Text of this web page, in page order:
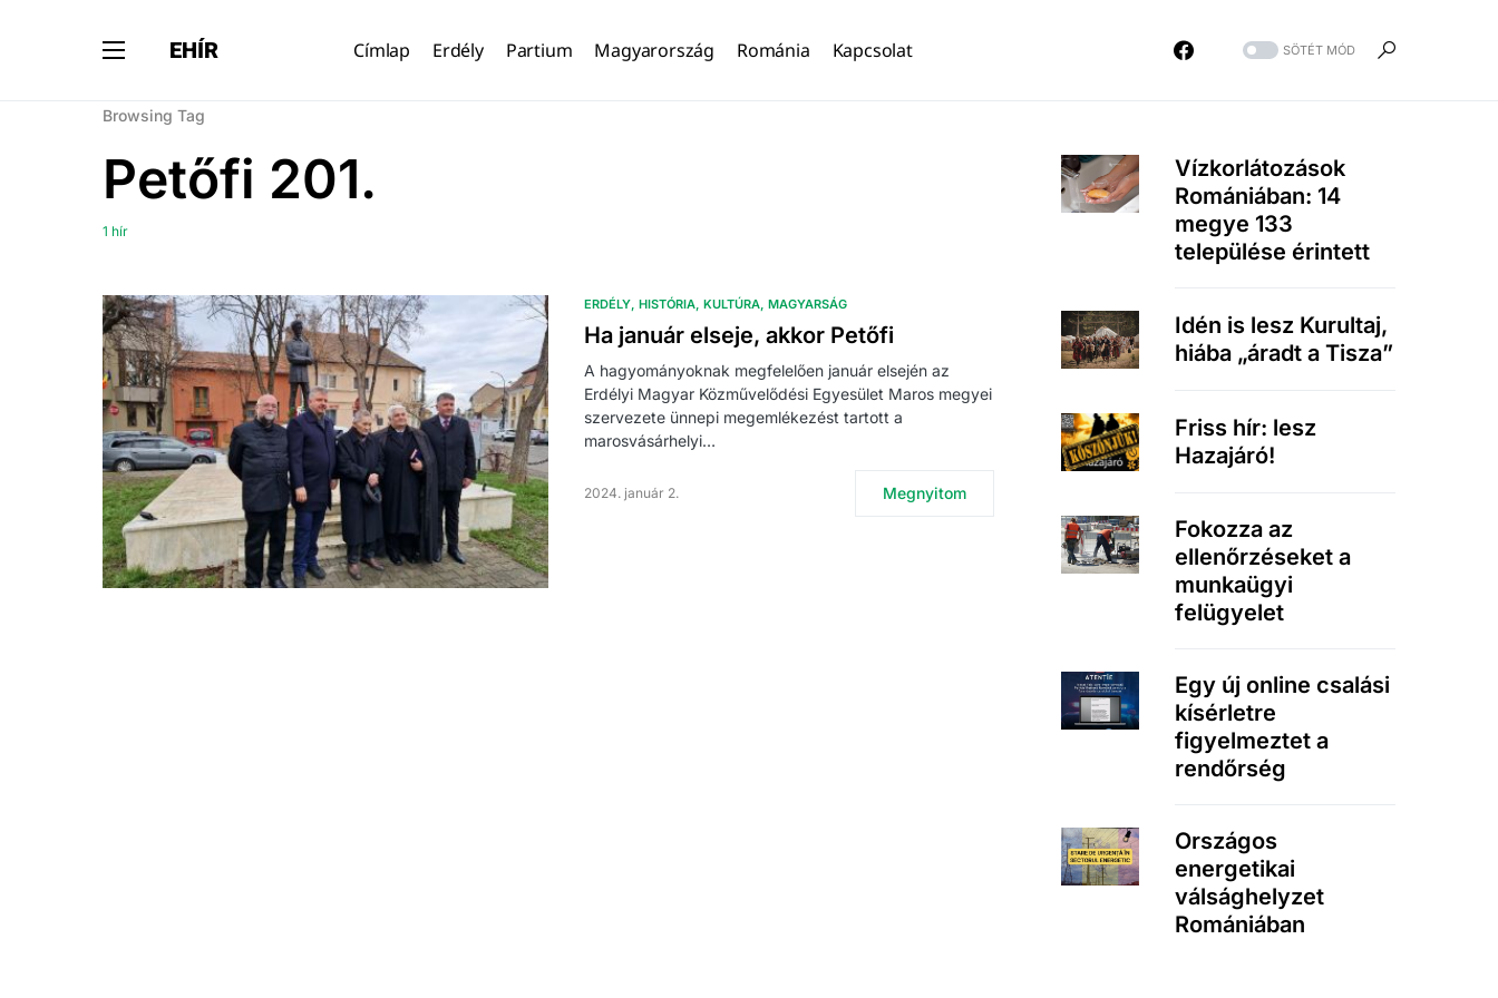
EHÍR Címlap Erdély Partium Magyarország Románia Kapcsolat SÖTÉT MÓD
Browsing Tag
Petőfi 201.
1 hír
ERDÉLY HISTÓRIA KULTÚRA MAGYARSÁG
Ha január elseje, akkor Petőfi
A hagyományoknak megfelelően január elsején az
Erdélyi Magyar Közművelődési Egyesület Maros megyei
szervezete ünnepi megemlékezést tartott a
marosvásárhelyi…
2024. január 2. Megnyitom
Vízkorlátozások
Romániában: 14
megye 133
települése érintett
Idén is lesz Kurultaj,
hiába „áradt a Tisza”
Friss hír: lesz
Hazajáró!
Fokozza az
ellenőrzéseket a
munkaügyi
felügyelet
Egy új online csalási
kísérletre
figyelmeztet a
rendőrség
Országos
energetikai
válsághelyzet
Romániában